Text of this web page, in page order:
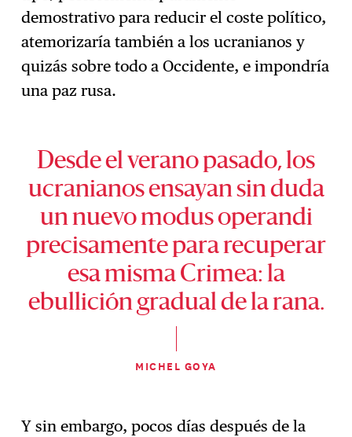
demostrativo para reducir el coste político,
atemorizaría también a los ucranianos y
quizás sobre todo a Occidente, e impondría
una paz rusa.
Desde el verano pasado, los
ucranianos ensayan sin duda
un nuevo modus operandi
precisamente para recuperar
esa misma Crimea: la
ebullición gradual de la rana.
MICHEL GOYA
Y sin embargo, pocos días después de la